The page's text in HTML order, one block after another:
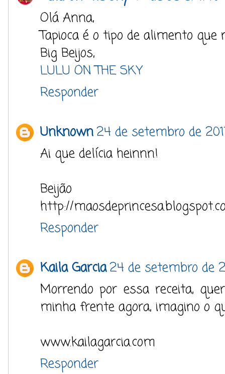
Olá Anna,
Tapioca é o tipo de alimento
Big Beijos,
LULU ON THE SKY
Responder
Unknown24 de setembro de
Ai que delícia heinnn!
Beijão
http://
Responder
Kaila Garcia24 de setembro de
Morrendo por essa receita,
minha frente agora, imagino o
www.kailagarcia.com
Responder